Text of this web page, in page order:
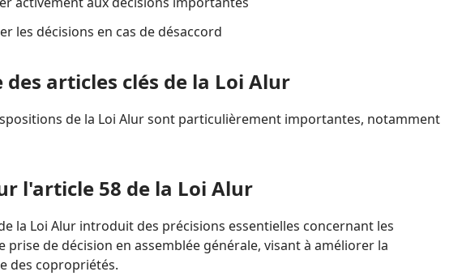
les décisions en cas de désaccord
des articles clés de la Loi Alur
de la Loi Alur sont particulièrement importantes, notamment
l'article 58 de la Loi Alur
la Loi Alur introduit des précisions essentielles concernant les
prise de décision en assemblée générale, visant à améliorer la
des copropriétés.